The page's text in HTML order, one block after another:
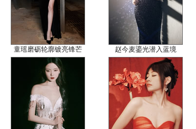
童瑶磨砺轮廓镀亮锋芒 赵今麦鎏光潜入蓝境